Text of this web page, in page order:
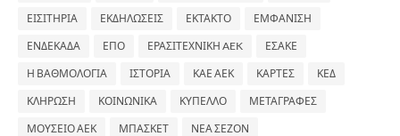
ΕΙΣΙΤΗΡΙΑ ΕΚΔΗΛΩΣΕΙΣ ΕΚΤΑΚΤΟ ΕΜΦΑΝΙΣΗ
ΕΝΔΕΚΑΔΑ ΕΠΟ ΕΡΑΣΙΤΕΧΝΙΚΗ AEK ΕΣΑΚΕ
Η ΒΑΘΜΟΛΟΓΙΑ ΙΣΤΟΡΙΑ ΚΑΕ ΑΕΚ ΚΑΡΤΕΣ ΚΕΔ
ΚΛΗΡΩΣΗ ΚΟΙΝΩΝΙΚΑ ΚΥΠΕΛΛΟ ΜΕΤΑΓΡΑΦΕΣ
ΜΟΥΣΕΙΟ ΑΕΚ ΜΠΑΣΚΕΤ ΝΕΑ ΣΕΖΟΝ